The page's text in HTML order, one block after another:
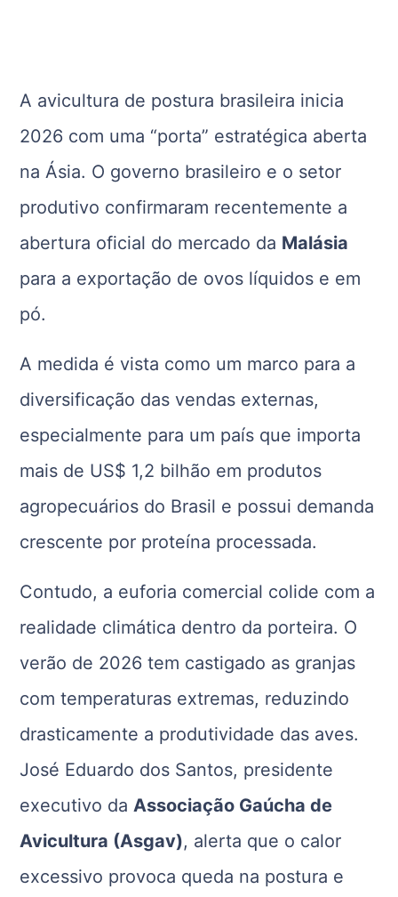
A avicultura de postura brasileira inicia
2026 com uma “porta” estratégica aberta
na Ásia. O governo brasileiro e o setor
produtivo confirmaram recentemente a
abertura oficial do mercado da Malásia
para a exportação de ovos líquidos e em
pó.
A medida é vista como um marco para a
diversificação das vendas externas,
especialmente para um país que importa
mais de US$ 1,2 bilhão em produtos
agropecuários do Brasil e possui demanda
crescente por proteína processada.
Contudo, a euforia comercial colide com a
realidade climática dentro da porteira. O
verão de 2026 tem castigado as granjas
com temperaturas extremas, reduzindo
drasticamente a produtividade das aves.
José Eduardo dos Santos, presidente
executivo daAssociação Gaúcha de
Avicultura (Asgav), alerta que o calor
excessivo provoca queda na postura e